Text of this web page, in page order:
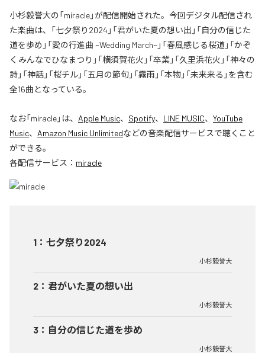
小杉毅誉大の「miracle」が配信開始された。今回デジタル配信され
た楽曲は、「七夕祭り2024」「君がいた夏の想い出」「自分の信じた
道を歩め」「愛の行進曲 ~Wedding March~」「春風感じる桜道」「かぞ
くみんなでひなまつり」「横須賀花火」「卒業」「久里浜花火」「神々の
詩」「神話」「桜チル」「五月の節句」「霧雨」「本物」「未来来る」を含む
全16曲となっている。
なお「miracle」は、 Apple Music、 Spotify、 LINE MUSIC、 YouTube
Music、 Amazon Music Unlimitedなどの音楽配信サービスで聴くこと
ができる。
各配信サービス： miracle
1 ： 七夕祭り2024
小杉毅誉大
2 ： 君がいた夏の想い出
小杉毅誉大
3 ： 自分の信じた道を歩め
小杉毅誉大